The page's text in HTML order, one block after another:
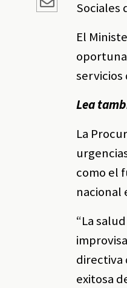
Sociales
El
servicios
Lea
La
como el
nacional
“La
directiva
exitosa